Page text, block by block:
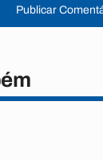
Publicar